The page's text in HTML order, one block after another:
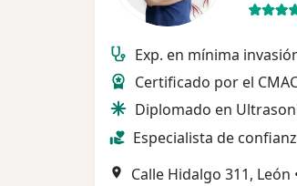
Exp. en mínima
Certificado por el
Diplomado en
Especialista de
Calle Hidalgo 311, León